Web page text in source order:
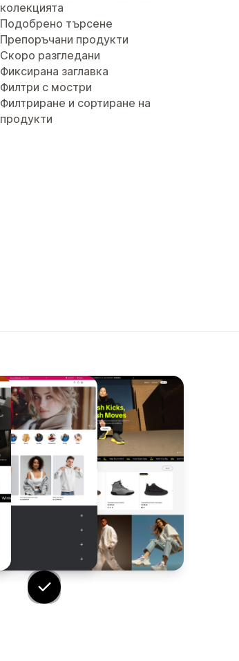
колекцията
Подобрено търсене
Препоръчани продукти
Скоро разгледани
Фиксирана заглавка
Филтри с мостри
Филтриране и сортиране на
продукти